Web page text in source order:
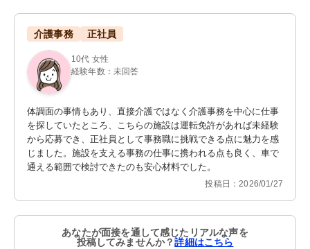
介護事務 正社員
10代 女性
経験年数：未回答
体調面の事情もあり、直接介護ではなく介護事務を中心に仕事
を探していたところ、こちらの施設は運転免許があれば未経験
から応募でき、正社員として事務職に挑戦できる点に魅力を感
じました。施設を支える事務の仕事に携われる点も良く、車で
通える範囲で検討できたのも安心材料でした。
投稿日：2026/01/27
あなたが面接を通して感じたリアルな声を
投稿してみませんか？詳細はこちら